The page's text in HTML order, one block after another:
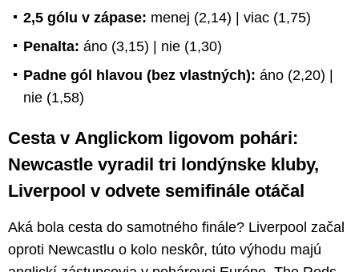
2,5 gólu v zápase: menej (2,14) | viac (1,75)
Penalta: áno (3,15) | nie (1,30)
Padne gól hlavou (bez vlastných): áno (2,20) |
nie (1,58)
Cesta v Anglickom ligovom pohári:
Newcastle vyradil tri londýnske kluby,
Liverpool v odvete semifinále otáčal
Aká bola cesta do samotného finále? Liverpool začal
oproti Newcastlu o kolo neskôr, túto výhodu majú